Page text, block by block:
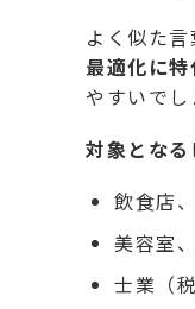
よく似た
最適化に
やすいでし
対象となる
飲食店
美容室
士業（